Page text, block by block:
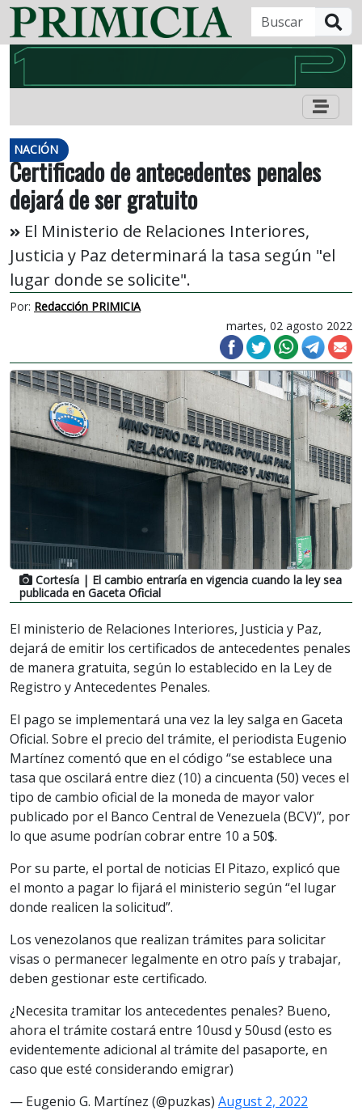
NACIÓN
Certificado de antecedentes penales
dejará de ser gratuito
El Ministerio de Relaciones Interiores,
Justicia y Paz determinará la tasa según "el
lugar donde se solicite".
Por: Redacción PRIMICIA
martes, 02 agosto 2022
Cortesía | El cambio entraría en vigencia cuando la ley sea
publicada en Gaceta Oficial
El ministerio de Relaciones Interiores, Justicia y Paz,
dejará de emitir los certificados de antecedentes penales
de manera gratuita, según lo establecido en la Ley de
Registro y Antecedentes Penales.
El pago se implementará una vez la ley salga en Gaceta
Oficial. Sobre el precio del trámite, el periodista Eugenio
Martínez comentó que en el código “se establece una
tasa que oscilará entre diez (10) a cincuenta (50) veces el
tipo de cambio oficial de la moneda de mayor valor
publicado por el Banco Central de Venezuela (BCV)”, por
lo que asume podrían cobrar entre 10 a 50$.
Por su parte, el portal de noticias El Pitazo, explicó que
el monto a pagar lo fijará el ministerio según “el lugar
donde realicen la solicitud”.
Los venezolanos que realizan trámites para solicitar
visas o permanecer legalmente en otro país y trabajar,
deben gestionar este certificado.
¿Necesita tramitar los antecedentes penales? Bueno,
ahora el trámite costará entre 10usd y 50usd (esto es
evidentemente adicional al trámite del pasaporte, en
caso que esté considerando emigrar)
— Eugenio G. Martínez (@puzkas) August 2, 2022